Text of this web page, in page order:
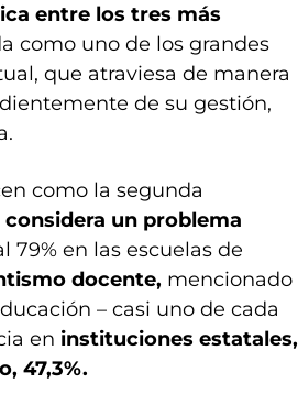
entre los tres más
como uno de los grandes
que atraviesa de manera
de su gestión,
como la segunda
considera un problema
79% en las escuelas de
docente, mencionado
– casi uno de cada
en instituciones estatales,
47,3%.